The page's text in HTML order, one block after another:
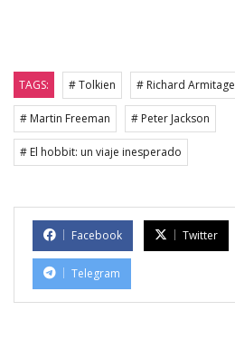
TAGS: # Tolkien # Richard Armitage
# Martin Freeman # Peter Jackson
# El hobbit: un viaje inesperado
Facebook Twitter
Telegram